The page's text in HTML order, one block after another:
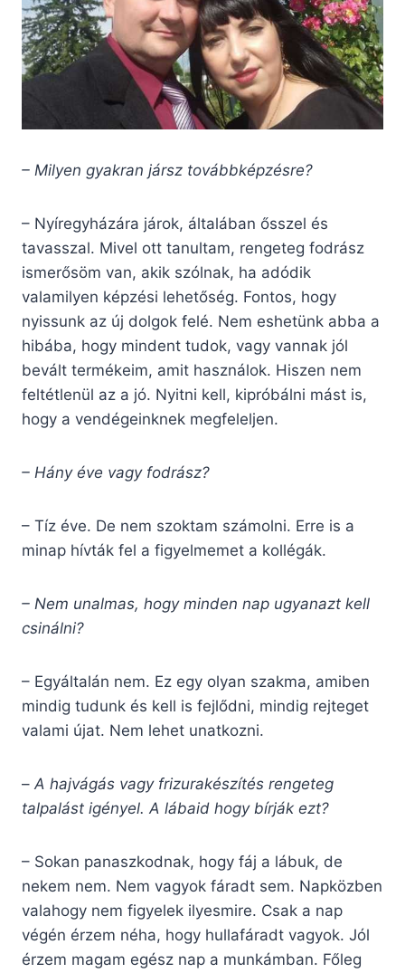
– Milyen gyakran jársz továbbképzésre?
– Nyíregyházára járok, általában ősszel és
tavasszal. Mivel ott tanultam, rengeteg fodrász
ismerősöm van, akik szólnak, ha adódik
valamilyen képzési lehetőség. Fontos, hogy
nyissunk az új dolgok felé. Nem eshetünk abba a
hibába, hogy mindent tudok, vagy vannak jól
bevált termékeim, amit használok. Hiszen nem
feltétlenül az a jó. Nyitni kell, kipróbálni mást is,
hogy a vendégeinknek megfeleljen.
– Hány éve vagy fodrász?
– Tíz éve. De nem szoktam számolni. Erre is a
minap hívták fel a figyelmemet a kollégák.
– Nem unalmas, hogy minden nap ugyanazt kell
csinálni?
– Egyáltalán nem. Ez egy olyan szakma, amiben
mindig tudunk és kell is fejlődni, mindig rejteget
valami újat. Nem lehet unatkozni.
– A hajvágás vagy frizurakészítés rengeteg
talpalást igényel. A lábaid hogy bírják ezt?
– Sokan panaszkodnak, hogy fáj a lábuk, de
nekem nem. Nem vagyok fáradt sem. Napközben
valahogy nem figyelek ilyesmire. Csak a nap
végén érzem néha, hogy hullafáradt vagyok. Jól
érzem magam egész nap a munkámban. Főleg